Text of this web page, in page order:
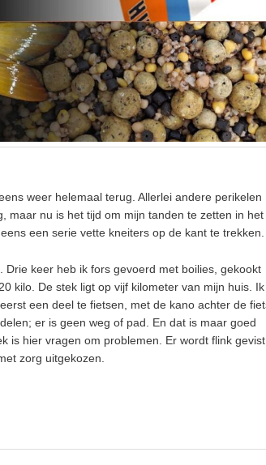
weer helemaal terug. Allerlei andere perikelen
maar nu is het tijd om mijn tanden te zetten in het
een serie vette kneiters op de kant te trekken.
Drie keer heb ik fors gevoerd met boilies, gekookt
kilo. De stek ligt op vijf kilometer van mijn huis. Ik
een deel te fietsen, met de kano achter de
er is geen weg of pad. En dat is maar goed
is hier vragen om problemen. Er wordt flink gevist
zorg uitgekozen.